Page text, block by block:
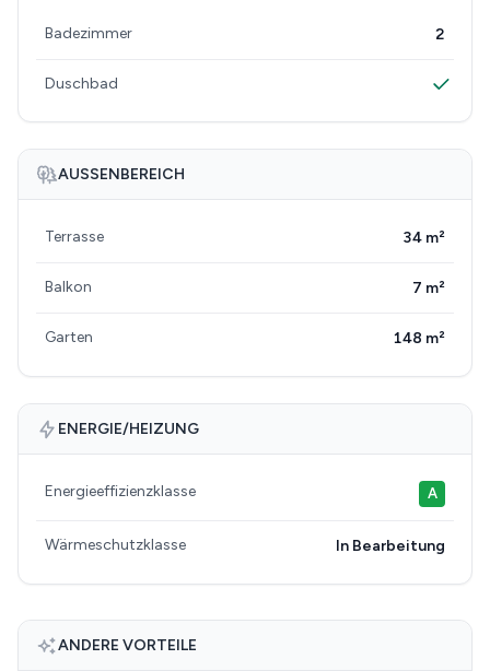
Badezimmer 2
Duschbad
AUSSENBEREICH
Terrasse 34 m²
Balkon 7 m²
Garten 148 m²
ENERGIE/HEIZUNG
Energieeffizienzklasse A
Wärmeschutzklasse In Bearbeitung
ANDERE VORTEILE